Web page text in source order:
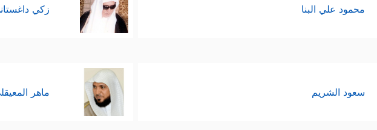
محمود علي البنا زكي
سعود الشريم ماهر